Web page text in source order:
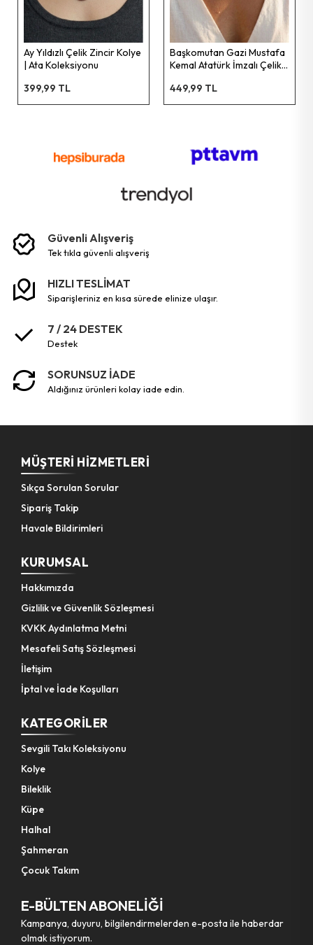
Ay Yıldızlı Çelik Zincir Kolye
| Ata Koleksiyonu
399,99 TL
Başkomutan Gazi Mustafa
Kemal Atatürk İmzalı Çelik
Koleksiyonu
449,99 TL
Güvenli Alışveriş
tek tikla güvenli̇ alişveri̇ş
HIZLI TESLİMAT
siparişleriniz en kısa sürede elinize ulaşır.
7 / 24 DESTEK
destek
SORUNSUZ İADE
aldığınız ürünleri kolay iade edin.
MÜŞTERI HIZMETLERI
Sıkça Sorulan Sorular
Sipariş Takip
Havale Bildirimleri
KURUMSAL
Hakkımızda
Gizlilik ve Güvenlik Sözleşmesi
KVKK Aydınlatma Metni
Mesafeli Satış Sözleşmesi
İletişim
İptal ve İade Koşulları
KATEGORILER
Sevgili Takı Koleksiyonu
Kolye
Bileklik
Küpe
Halhal
Şahmeran
Çocuk Takım
E-BÜLTEN ABONELİĞİ
Kampanya, duyuru, bilgilendirmelerden e-posta ile haberdar
olmak istiyorum.